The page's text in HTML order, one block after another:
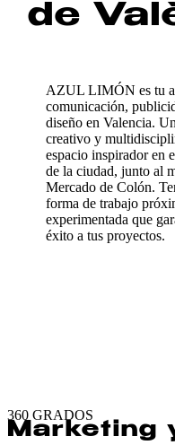
de
AZUL LIMÓN es tu
comunicación,
diseño en Valencia.
creativo y
espacio inspirador en
de la ciudad, junto al
Mercado de Colón.
forma de trabajo
experimentada que
éxito a tus proyectos.
360 GRADOS
Marketing